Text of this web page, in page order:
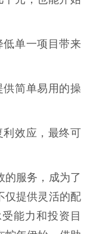
单一项目带来
简单易用的操
效应，最终可
的服务，成为了
仅提供灵活的配
能力和投资目